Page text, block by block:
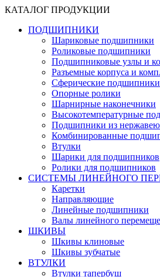
КАТАЛОГ ПРОДУКЦИИ
ПОДШИПНИКИ
Шариковые подшипники
Роликовые подшипники
Подшипниковые узлы и
Разъемные корпуса и
Сферические подшипники
Опорные ролики
Шарнирные наконечники
Высокотемпературные
Подшипники из
Комбинированные
Втулки
Шарики для подшипников
Ролики для подшипников
СИСТЕМЫ ЛИНЕЙНОГО
Каретки
Направляющие
Линейные подшипники
Валы линейного
ШКИВЫ
Шкивы клиновые
Шкивы зубчатые
ВТУЛКИ
Втулки тапербуш